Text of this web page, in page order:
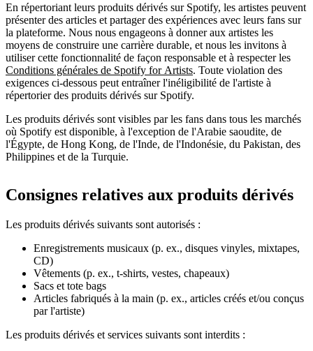
En répertoriant leurs produits dérivés sur Spotify, les artistes peuvent
présenter des articles et partager des expériences avec leurs fans sur
la plateforme. Nous nous engageons à donner aux artistes les
moyens de construire une carrière durable, et nous les invitons à
utiliser cette fonctionnalité de façon responsable et à respecter les
Conditions générales de Spotify for Artists. Toute violation des
exigences ci-dessous peut entraîner l'inéligibilité de l'artiste à
répertorier des produits dérivés sur Spotify.
Les produits dérivés sont visibles par les fans dans tous les marchés
où Spotify est disponible, à l'exception de l'Arabie saoudite, de
l'Égypte, de Hong Kong, de l'Inde, de l'Indonésie, du Pakistan, des
Philippines et de la Turquie.
Consignes relatives aux produits dérivés
Les produits dérivés suivants sont autorisés :
Enregistrements musicaux (p. ex., disques vinyles, mixtapes,
CD)
Vêtements (p. ex., t-shirts, vestes, chapeaux)
Sacs et tote bags
Articles fabriqués à la main (p. ex., articles créés et/ou conçus
par l'artiste)
Les produits dérivés et services suivants sont interdits :